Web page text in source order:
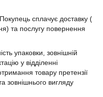
сплачує доставку (
та послугу повернення
упаковки, зовнішній
у відділенні
товару претензії
зовнішнього вигляду